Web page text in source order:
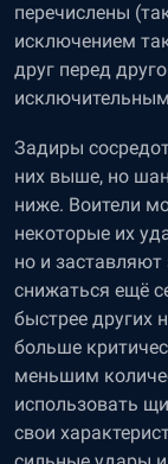
перечислены
исключением
друг перед
Задиры
них выше, но
ниже. Воители
некоторые их
но и заставляют
снижаться ещё
быстрее других
больше
меньшим
использовать
свои